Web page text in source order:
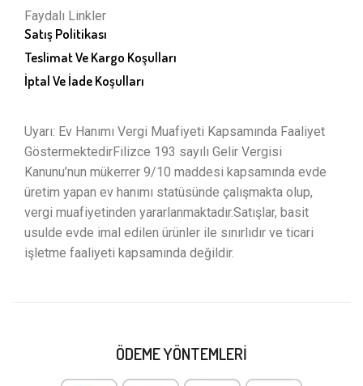
Faydalı Linkler
Satış Politikası
Teslimat Ve Kargo Koşulları
İptal Ve İade Koşulları
Uyarı: Ev Hanımı Vergi Muafiyeti Kapsamında Faaliyet
GöstermektedirFilizce 193 sayılı Gelir Vergisi
Kanunu’nun mükerrer 9/10 maddesi kapsamında evde
üretim yapan ev hanımı statüsünde çalışmakta olup,
vergi muafiyetinden yararlanmaktadır.Satışlar, basit
usulde evde imal edilen ürünler ile sınırlıdır ve ticari
işletme faaliyeti kapsamında değildir.
ÖDEME YÖNTEMLERI